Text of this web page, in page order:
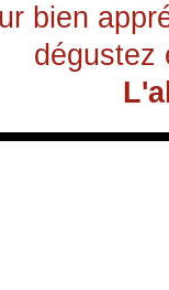
bien
dégustez